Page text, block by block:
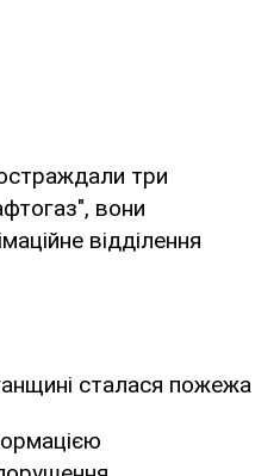
три
вони
відділення
сталася пожежа